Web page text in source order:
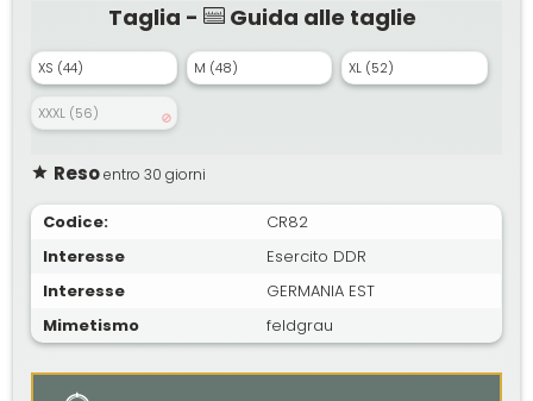
Taglia - Guida alle taglie
XS (44) M (48) XL (52)
XXXL (56)
Resoentro 30 giorni
Codice:
CR82
Interesse
Esercito DDR
Interesse
GERMANIA EST
Mimetismo
feldgrau